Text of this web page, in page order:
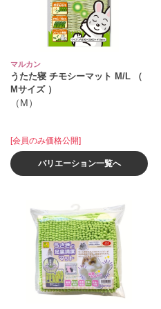
マルカン
うたた寝 チモシーマット M/L （
Mサイズ ）
（M）
[会員のみ価格公開]
バリエーション一覧へ